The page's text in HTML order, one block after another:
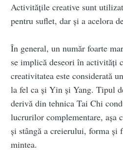
Activitățile creative sunt
pentru suflet, dar și a acelora
În general, un număr foarte
se implică deseori în activități
creativitatea este considerată
la fel ca și Yin și Yang. Tipul
derivă din tehnica Tai Chi
lucrurilor complementare, așa
și stângă a creierului, forma și
mintea.